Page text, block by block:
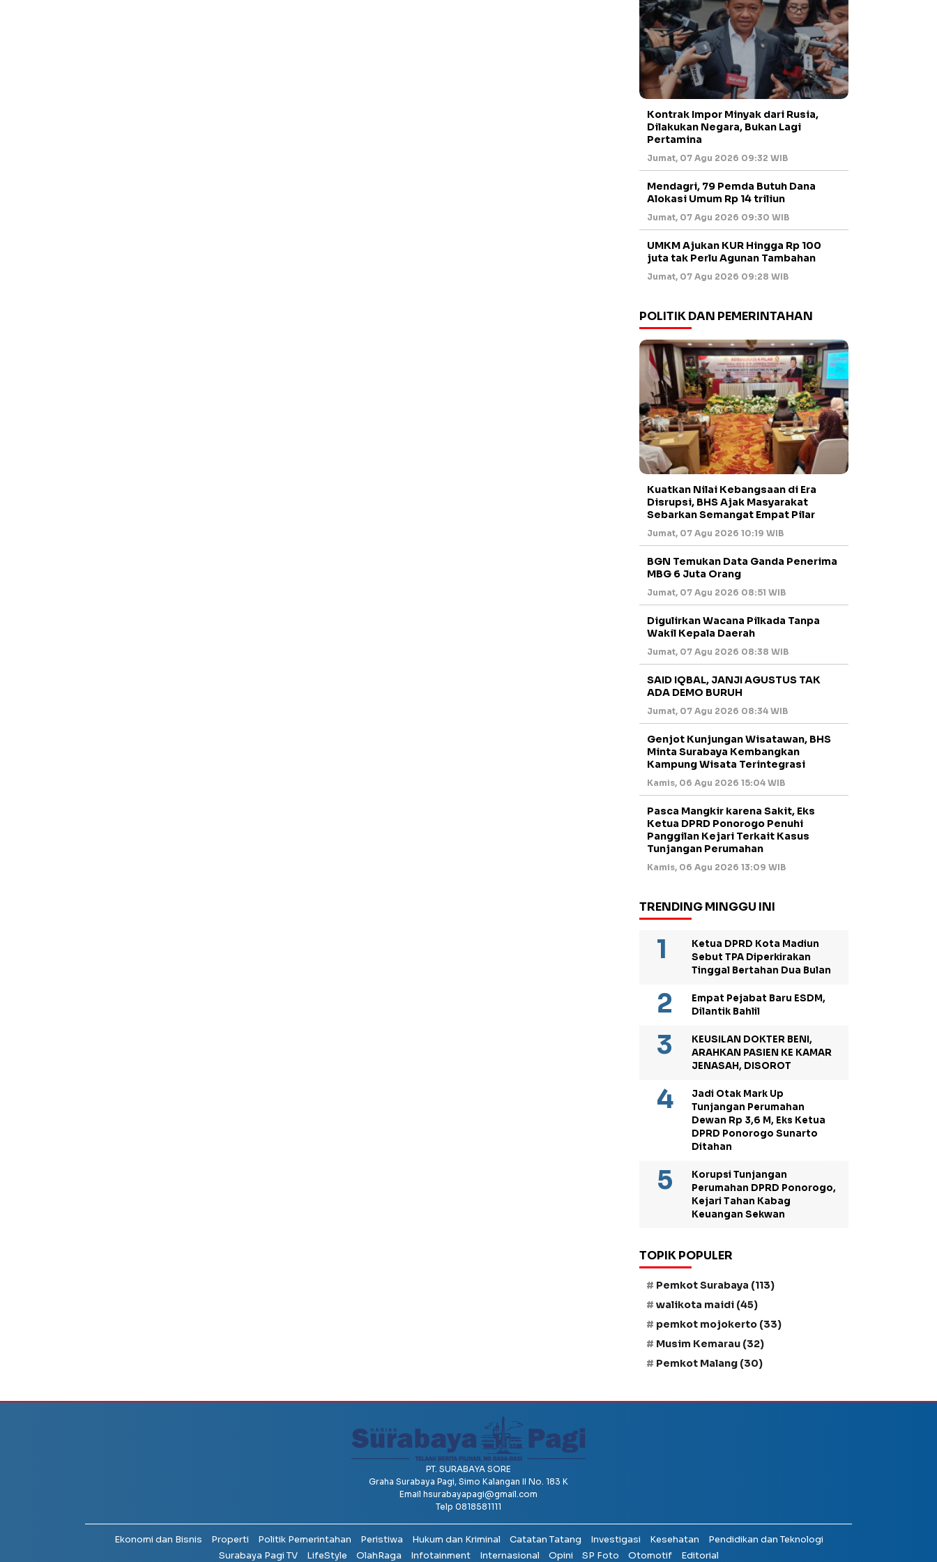
Kontrak Impor Minyak dari Rusia,
Dilakukan Negara, Bukan Lagi
Pertamina
Jumat, 07 Agu 2026 09:32 WIB
Mendagri, 79 Pemda Butuh Dana
Alokasi Umum Rp 14 triliun
Jumat, 07 Agu 2026 09:30 WIB
UMKM Ajukan KUR Hingga Rp 100
juta tak Perlu Agunan Tambahan
Jumat, 07 Agu 2026 09:28 WIB
POLITIK DAN PEMERINTAHAN
Kuatkan Nilai Kebangsaan di Era
Disrupsi, BHS Ajak Masyarakat
Sebarkan Semangat Empat Pilar
Jumat, 07 Agu 2026 10:19 WIB
BGN Temukan Data Ganda Penerima
MBG 6 Juta Orang
Jumat, 07 Agu 2026 08:51 WIB
Digulirkan Wacana Pilkada Tanpa
Wakil Kepala Daerah
Jumat, 07 Agu 2026 08:38 WIB
SAID IQBAL, JANJI AGUSTUS TAK
ADA DEMO BURUH
Jumat, 07 Agu 2026 08:34 WIB
Genjot Kunjungan Wisatawan, BHS
Minta Surabaya Kembangkan
Kampung Wisata Terintegrasi
Kamis, 06 Agu 2026 15:04 WIB
Pasca Mangkir karena Sakit, Eks
Ketua DPRD Ponorogo Penuhi
Panggilan Kejari Terkait Kasus
Tunjangan Perumahan
Kamis, 06 Agu 2026 13:09 WIB
TRENDING MINGGU INI
Ketua DPRD Kota Madiun
Sebut TPA Diperkirakan
Tinggal Bertahan Dua Bulan
Empat Pejabat Baru ESDM,
Dilantik Bahlil
KEUSILAN DOKTER BENI,
ARAHKAN PASIEN KE KAMAR
JENASAH, DISOROT
Jadi Otak Mark Up
Tunjangan Perumahan
Dewan Rp 3,6 M, Eks Ketua
DPRD Ponorogo Sunarto
Ditahan
Korupsi Tunjangan
Perumahan DPRD Ponorogo,
Kejari Tahan Kabag
Keuangan Sekwan
TOPIK POPULER
Pemkot Surabaya (113)
walikota maidi (45)
pemkot mojokerto (33)
Musim Kemarau (32)
Pemkot Malang (30)
PT. SURABAYA SORE
Graha Surabaya Pagi, Simo Kalangan II No. 183 K
Email hsurabayapagi@gmail.com
Telp 0818581111
Ekonomi dan Bisnis Properti Politik Pemerintahan Peristiwa Hukum dan Kriminal Catatan Tatang Investigasi Kesehatan
Pendidikan dan Teknologi
Surabaya Pagi TV
LifeStyle OlahRaga Infotainment Internasional Opini SP Foto Otomotif Editorial